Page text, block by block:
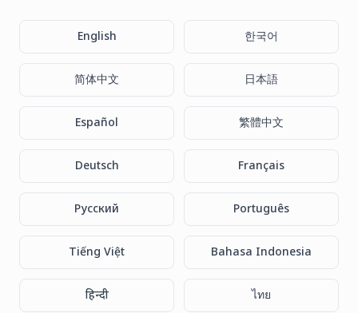
한국어
English
日本語
简体中文
繁體中文
Español
Français
Deutsch
Português
Русский
Bahasa Indonesia
Tiếng Việt
ไทย
हिन्दी